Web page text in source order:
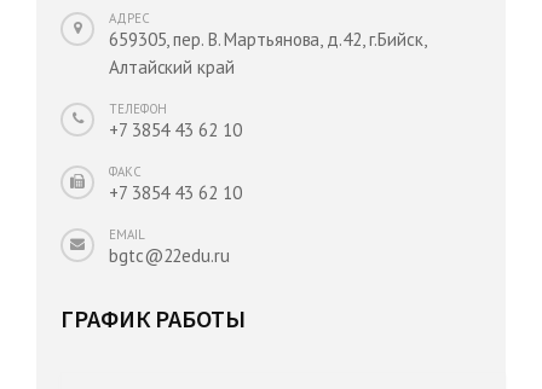
АДРЕС
659305, пер. В. Мартьянова, д.42, г.Бийск,
Алтайский край
ТЕЛЕФОН
+7 3854 43 62 10
ФАКС
+7 3854 43 62 10
EMAIL
bgtc@22edu.ru
ГРАФИК РАБОТЫ